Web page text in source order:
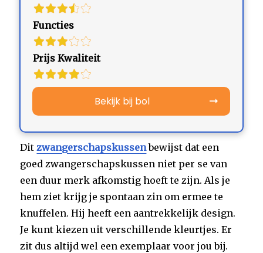
Functies
Prijs Kwaliteit
Bekijk bij bol
Ditzwangerschapskussenbewijst dat een
goed zwangerschapskussen niet per se van
een duur merk afkomstig hoeft te zijn. Als je
hem ziet krijg je spontaan zin om ermee te
knuffelen. Hij heeft een aantrekkelijk design.
Je kunt kiezen uit verschillende kleurtjes. Er
zit dus altijd wel een exemplaar voor jou bij.